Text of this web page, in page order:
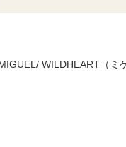
WILDHEART（ミ